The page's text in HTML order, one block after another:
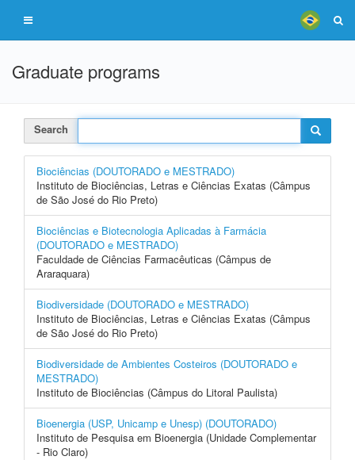
Graduate programs
Search
Biociências (DOUTORADO e MESTRADO)
Instituto de Biociências, Letras e Ciências Exatas (Câmpus
de São José do Rio Preto)
Biociências e Biotecnologia Aplicadas à Farmácia
(DOUTORADO e MESTRADO)
Faculdade de Ciências Farmacêuticas (Câmpus de
Araraquara)
Biodiversidade (DOUTORADO e MESTRADO)
Instituto de Biociências, Letras e Ciências Exatas (Câmpus
de São José do Rio Preto)
Biodiversidade de Ambientes Costeiros (DOUTORADO e
MESTRADO)
Instituto de Biociências (Câmpus do Litoral Paulista)
Bioenergia (USP, Unicamp e Unesp) (DOUTORADO)
Instituto de Pesquisa em Bioenergia (Unidade Complementar
- Rio Claro)